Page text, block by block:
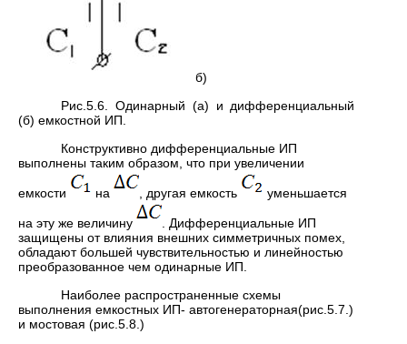
б)
Рис.5.6. Одинарный (а) и дифференциальный
(б) емкостной ИП.
Конструктивно дифференциальные ИП
выполнены таким образом, что при увеличении
емкости на , другая емкость уменьшается
на эту же величину
. Дифференциальные ИП
защищены от влияния внешних симметричных помех,
обладают большей чувствительностью и линейностью
преобразованное чем одинарные ИП.
Наиболее распространенные схемы
выполнения емкостных ИП- автогенераторная(рис.5.7.)
и мостовая (рис.5.8.)